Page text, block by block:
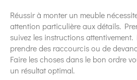
Réussir à monter un meuble
attention particulière aux détails.
suivez les instructions attentivement.
prendre des raccourcis ou de
Faire les choses dans le bon ordre
un résultat optimal.